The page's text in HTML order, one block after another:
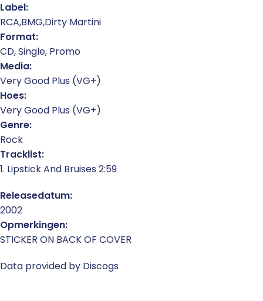
Label:
RCA,BMG,Dirty Martini
Format:
CD, Single, Promo
Media:
Very Good Plus (VG+)
Hoes:
Very Good Plus (VG+)
Genre:
Rock
Tracklist:
1. Lipstick And Bruises 2:59
Releasedatum:
2002
Opmerkingen:
STICKER ON BACK OF COVER
Data provided by Discogs